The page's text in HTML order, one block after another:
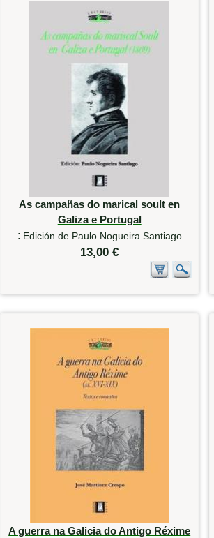
As campañas do marical soult en
Galiza e Portugal
: Edición de Paulo Nogueira Santiago
13,00 €
A guerra na Galicia do Antigo Réxime